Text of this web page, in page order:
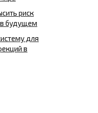
риск
в будущем
для
в